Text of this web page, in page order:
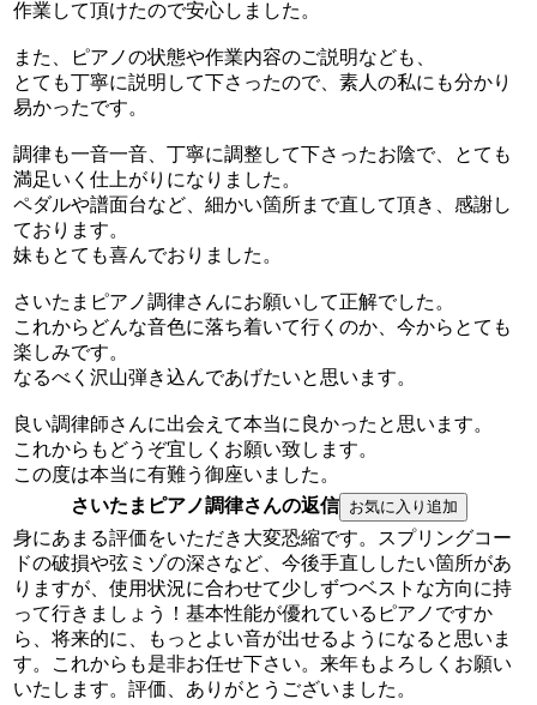
作業して頂けたので安心しました。
また、ピアノの状態や作業内容のご説明なども、
とても丁寧に説明して下さったので、素人の私にも分かり
易かったです。
調律も一音一音、丁寧に調整して下さったお陰で、とても
満足いく仕上がりになりました。
ペダルや譜面台など、細かい箇所まで直して頂き、感謝し
ております。
妹もとても喜んでおりました。
さいたまピアノ調律さんにお願いして正解でした。
これからどんな音色に落ち着いて行くのか、今からとても
楽しみです。
なるべく沢山弾き込んであげたいと思います。
良い調律師さんに出会えて本当に良かったと思います。
これからもどうぞ宜しくお願い致します。
この度は本当に有難う御座いました。
さいたまピアノ調律さんの返信
身にあまる評価をいただき大変恐縮です。スプリングコー
ドの破損や弦ミゾの深さなど、今後手直ししたい箇所があ
りますが、使用状況に合わせて少しずつベストな方向に持
って行きましょう！基本性能が優れているピアノですか
ら、将来的に、もっとよい音が出せるようになると思いま
す。これからも是非お任せ下さい。来年もよろしくお願い
いたします。評価、ありがとうございました。